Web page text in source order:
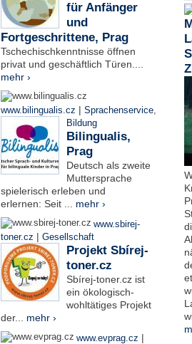
für Anfänger
und
Fortgeschrittene, Prag
Tschechischkenntnisse öffnen
privat und geschäftlich Türen....
mehr ›
www.bilingualis.cz | Sprachenservice,
Bildung
Bilingualis,
Prag
Deutsch als zweite
Muttersprache
spielerisch erleben und
erlernen: Seit ... mehr ›
www.sbirej-
toner.cz | Gesellschaft
Projekt Sbírej-
toner.cz
Sbírej-toner.cz ist
ein ökologisch-
wohltätiges Projekt
der... mehr ›
www.evprag.cz |